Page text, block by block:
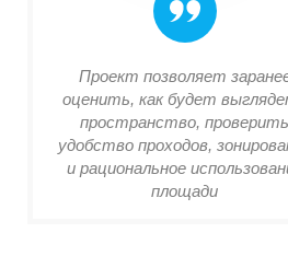
Проект позволяет
оценить, как будет
пространство, проверить
удобство проходов,
и рациональное
площади